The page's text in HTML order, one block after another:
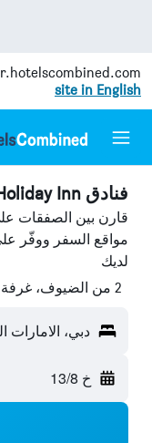
site in English
فنادق Holiday Inn في دبي
مواقع السفر ووفّر
لديك
2 من الضيوف، غرفة واحدة
دبي، الامارات
خ 13/8